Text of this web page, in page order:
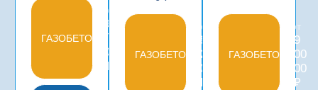
ГАЗОБЕТОН
от
6
975
000
₽
ГАЗОБЕТОН
от
8
025
000
₽
ГАЗОБЕТОН
от
9
600
000
₽